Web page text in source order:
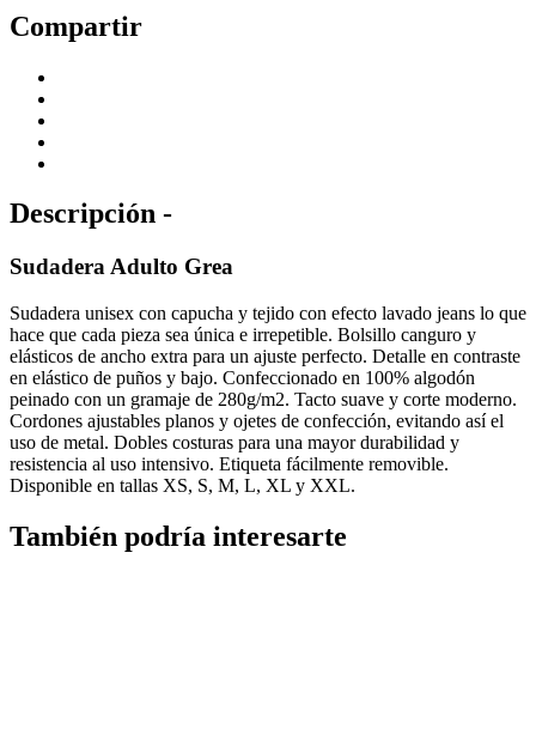
Compartir
Descripción -
Sudadera Adulto Grea
Sudadera unisex con capucha y tejido con efecto lavado jeans lo que
hace que cada pieza sea única e irrepetible. Bolsillo canguro y
elásticos de ancho extra para un ajuste perfecto. Detalle en contraste
en elástico de puños y bajo. Confeccionado en 100% algodón
peinado con un gramaje de 280g/m2. Tacto suave y corte moderno.
Cordones ajustables planos y ojetes de confección, evitando así el
uso de metal. Dobles costuras para una mayor durabilidad y
resistencia al uso intensivo. Etiqueta fácilmente removible.
Disponible en tallas XS, S, M, L, XL y XXL.
También podría interesarte